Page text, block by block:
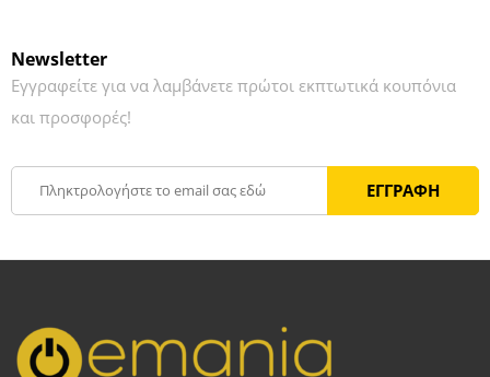
Newsletter
Εγγραφείτε για να λαμβάνετε πρώτοι εκπτωτικά κουπόνια
και προσφορές!